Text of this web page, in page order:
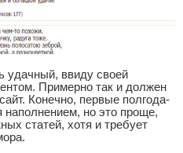
удачный, ввиду своей
Примерно так и должен
Конечно, первые полгода-
наполнением, но это проще,
статей, хотя и требует